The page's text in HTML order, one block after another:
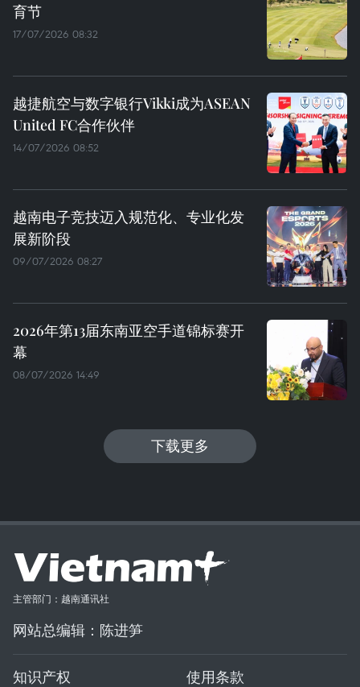
育节
17/07/2026 08:32
越捷航空与数字银行Vikki成为ASEAN
United FC合作伙伴
14/07/2026 08:52
越南电子竞技迈入规范化、专业化发
展新阶段
09/07/2026 08:27
2026年第13届东南亚空手道锦标赛开
幕
08/07/2026 14:49
下载更多
主管部门：越南通讯社
网站总编辑：陈进笋
知识产权 使用条款